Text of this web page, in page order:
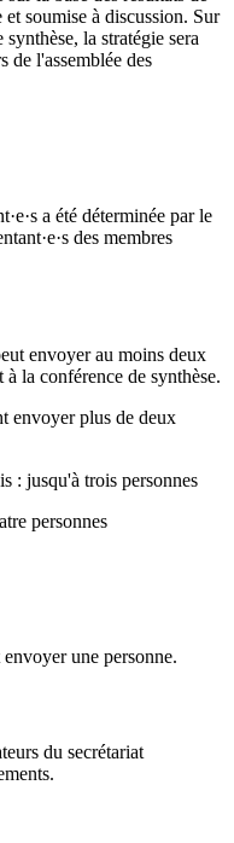
et soumise à discussion. Sur
la stratégie sera
de l'assemblée des
a été déterminée par le
des membres
envoyer au moins deux
la conférence de synthèse.
envoyer plus de deux
: jusqu'à trois personnes
personnes
une personne.
du secrétariat